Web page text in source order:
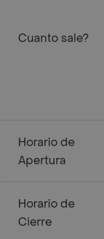
Cuanto sale?
Horario de
Apertura
Horario de
Cierre